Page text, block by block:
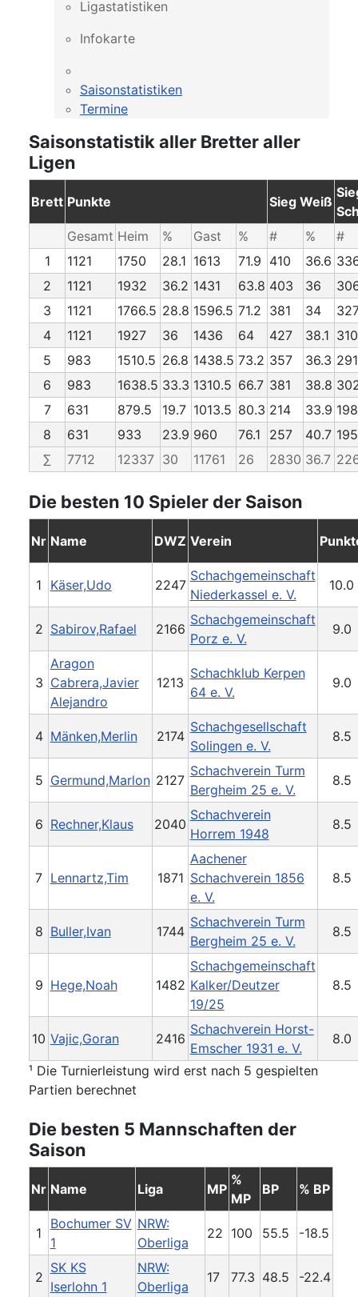
Ligastatistiken
Infokarte
Saisonstatistiken
Termine
Saisonstatistik aller Bretter aller
Ligen
Brett Punkte Sieg Weiß
Gesamt Heim % Gast % # %
#
1
1121 1750 28.1 1613 71.9 410 36.6
2
1121 1932 36.2 1431 63.8 403 36
3
1121 1766.5 28.8 1596.5 71.2 381 34
4
1121 1927 36 1436 64 427 38.1 310
5
983 1510.5 26.8 1438.5 73.2 357 36.3 291
6
983 1638.5 33.3 1310.5 66.7 381 38.8
7
631 879.5 19.7 1013.5 80.3 214 33.9 198
8
631 933 23.9 960 76.1 257 40.7 195
∑
7712 12337 30 11761 26 2830 36.7
Die besten 10 Spieler der Saison
Nr Name DWZ Verein
1 Käser,Udo 2247
Schachgemeinschaft
Niederkassel e. V.
10.0
2 Sabirov,Rafael 2166
Schachgemeinschaft
Porz e. V.
9.0
3
Aragon
Cabrera,Javier
Alejandro
1213
Schachklub Kerpen
64 e. V.
9.0
4 Mänken,Merlin 2174
Schachgesellschaft
Solingen e. V.
8.5
5 Germund,Marlon 2127
Schachverein Turm
Bergheim 25 e. V.
8.5
6 Rechner,Klaus 2040
Schachverein
Horrem 1948
8.5
7 Lennartz,Tim 1871
Aachener
Schachverein 1856
e. V.
8.5
8 Buller,Ivan 1744
Schachverein Turm
Bergheim 25 e. V.
8.5
9 Hege,Noah 1482
Schachgemeinschaft
Kalker/Deutzer
19/25
8.5
10 Vajic,Goran 2416
Schachverein Horst-
Emscher 1931 e. V.
8.0
¹ Die Turnierleistung wird erst nach 5 gespielten
Partien berechnet
Die besten 5 Mannschaften der
Saison
Nr Name Liga MP
%
MP
BP % BP
1
Bochumer SV
1
NRW:
Oberliga
22 100 55.5 -18.5
2
SK KS
Iserlohn 1
NRW:
Oberliga
17 77.3 48.5 -22.4